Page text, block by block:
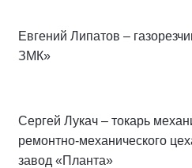
Евгений Липатов –
ЗМК»
Сергей Лукач – токарь
ремонтно-механического
завод «Планта»